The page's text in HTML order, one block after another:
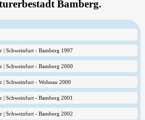
Bamberg.
| Schweinfurt - Bamberg 1997
| Schweinfurt - Bamberg 2000
| Schweinfurt - Wohnau 2000
| Schweinfurt - Bamberg 2001
| Schweinfurt - Bamberg 2002